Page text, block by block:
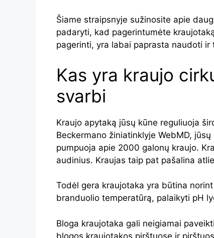
Šiame straipsnyje sužinosite apie
padaryti, kad pagerintumėte
pagerinti, yra labai paprasta naudoti
Kas yra kraujo
svarbi
Kraujo apytaką jūsų kūne reguliuoja
Beckermano žiniatinklyje WebMD,
pumpuoja apie 2000 galonų kraujo.
audinius. Kraujas taip pat pašalina
Todėl gera kraujotaka yra būtina
branduolio temperatūrą, palaikyti pH
Bloga kraujotaka gali neigiamai
blogos kraujotakos pirštuose ir